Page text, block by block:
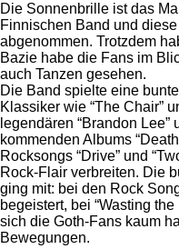
Die Sonnenbrille ist das
Finnischen Band und
abgenommen. Trotzdem
Bazie habe die Fans im
auch Tanzen gesehen.
Die Band spielte eine
Klassiker wie “The Chair”
legendären “Brandon
kommenden Albums
Rocksongs “Drive” und
Rock-Flair verbreiten. Die
ging mit: bei den Rock
begeistert, bei “Wasting
sich die Goth-Fans kaum
Bewegungen.